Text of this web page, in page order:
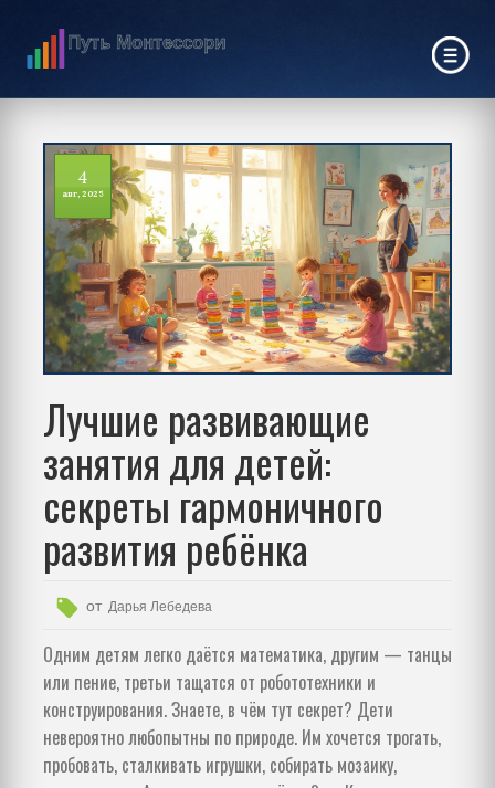
4
авг, 2025
Лучшие развивающие
занятия для детей:
секреты гармоничного
развития ребёнка
от Дарья Лебедева
Одним детям легко даётся математика, другим — танцы
или пение, третьи тащатся от робототехники и
конструирования. Знаете, в чём тут секрет? Дети
невероятно любопытны по природе. Им хочется трогать,
пробовать, сталкивать игрушки, собирать мозаику,